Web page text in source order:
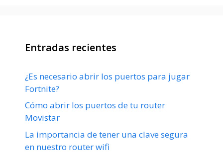
Entradas recientes
¿Es necesario abrir los puertos para jugar
Fortnite?
Cómo abrir los puertos de tu router
Movistar
La importancia de tener una clave segura
en nuestro router wifi